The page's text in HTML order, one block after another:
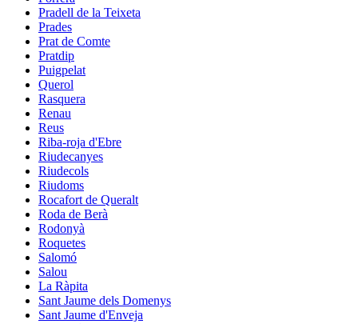
Pradell de la Teixeta
Prades
Prat de Comte
Pratdip
Puigpelat
Querol
Rasquera
Renau
Reus
Riba-roja d'Ebre
Riudecanyes
Riudecols
Riudoms
Rocafort de Queralt
Roda de Berà
Rodonyà
Roquetes
Salomó
Salou
La Ràpita
Sant Jaume dels Domenys
Sant Jaume d'Enveja